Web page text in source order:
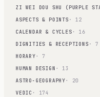
ZI WEI DOU SHU (PURPLE
ASPECTS & POINTS · 12
CALENDAR & CYCLES · 16
DIGNITIES & RECEPTIONS · 7
HORARY · 7
HUMAN DESIGN · 13
ASTRO-GEOGRAPHY · 20
VEDIC · 174